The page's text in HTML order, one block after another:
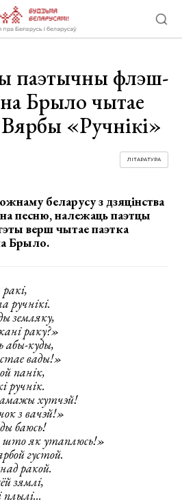
паэтычны флэш-
Брыло чытае
«Ручнікі»
ЛІТАРАТУРА
беларусу з дзяцінства
песню, належаць паэтцы
верш чытае паэтка
Брыло.
paкi,
pyчнiкi.
зeмлякy,
paкy?»
aбы-кyды,
вaды!»
пaнiк,
pyчнiк.
xyтчэй!
з вaчэй!»
бaюcь!
як yтaплюcь!»
гycтoй.
paкoй.
зямлi,
плылi...